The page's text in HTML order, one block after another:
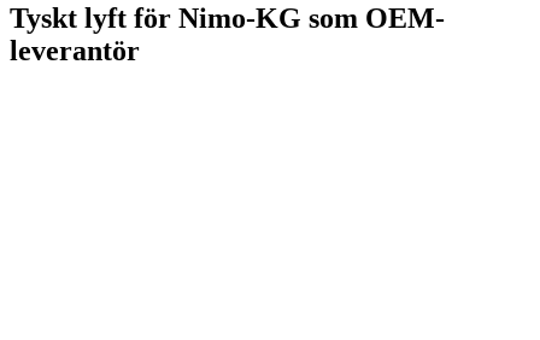
Tyskt lyft för Nimo-KG som OEM-
leverantör